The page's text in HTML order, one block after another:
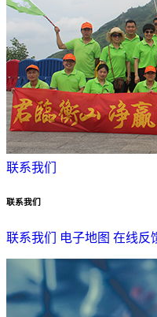
联系我们
联系我们
联系我们 电子地图 在线反